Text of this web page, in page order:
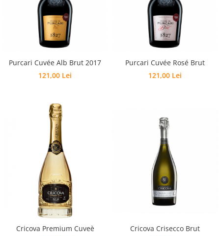
Purcari Cuvée Alb Brut 2017
121,00 Lei
Purcari Cuvée Rosé Brut
121,00 Lei
Cricova Premium Cuveè
Cricova Crisecco Brut